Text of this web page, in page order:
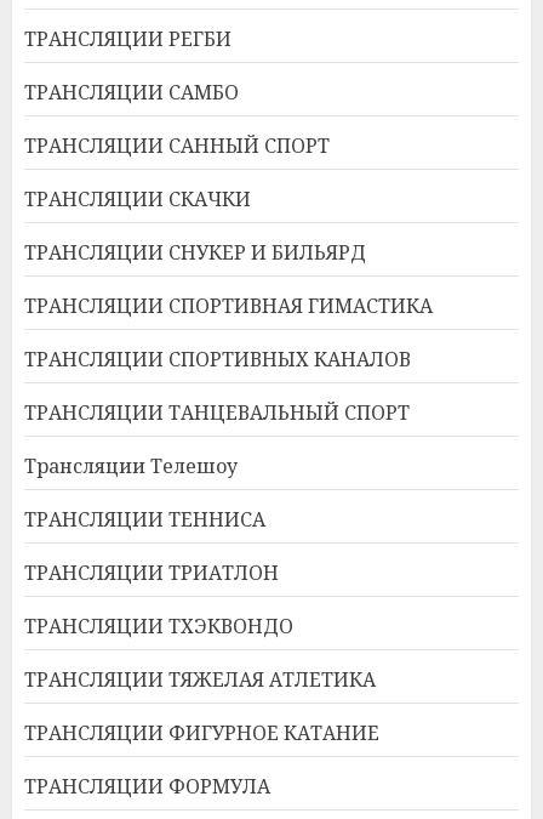
ТРАНСЛЯЦИИ РЕГБИ
ТРАНСЛЯЦИИ САМБО
ТРАНСЛЯЦИИ САННЫЙ СПОРТ
ТРАНСЛЯЦИИ СКАЧКИ
ТРАНСЛЯЦИИ СНУКЕР И БИЛЬЯРД
ТРАНСЛЯЦИИ СПОРТИВНАЯ ГИМАСТИКА
ТРАНСЛЯЦИИ СПОРТИВНЫХ КАНАЛОВ
ТРАНСЛЯЦИИ ТАНЦЕВАЛЬНЫЙ СПОРТ
Трансляции Телешоу
ТРАНСЛЯЦИИ ТЕННИСА
ТРАНСЛЯЦИИ ТРИАТЛОН
ТРАНСЛЯЦИИ ТХЭКВОНДО
ТРАНСЛЯЦИИ ТЯЖЕЛАЯ АТЛЕТИКА
ТРАНСЛЯЦИИ ФИГУРНОЕ КАТАНИЕ
ТРАНСЛЯЦИИ ФОРМУЛА